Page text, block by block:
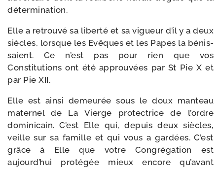
détermination.
Elle a retrou­vé sa liber­té et sa vigueur d’il y a deux
siècles, lorsque les Evêques et les Papes la bénis­
saient. Ce n’est pas pour rien que vos
Constitutions ont été approu­vées par St Pie X et
par Pie XII.
Elle est ain­si demeu­rée sous le doux man­teau
mater­nel de La Vierge pro­tec­trice de l’ordre
domi­ni­cain. C’est Elle qui, depuis deux siècles,
veille sur sa famille et qui vous a gar­dées. C’est
grâce à Elle que votre Congrégation est
aujourd’hui pro­té­gée mieux encore qu’avant